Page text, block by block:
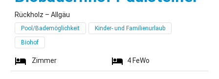
Rückholz – Allgäu
Pool/Bademöglichkeit Kinder- und Familienurlaub
Biohof
Zimmer 4 FeWo